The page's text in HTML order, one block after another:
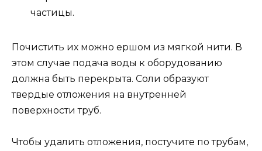
частицы.
Почистить их можно ершом из мягкой нити. В
этом случае подача воды к оборудованию
должна быть перекрыта. Соли образуют
твердые отложения на внутренней
поверхности труб.
Чтобы удалить отложения, постучите по трубам,